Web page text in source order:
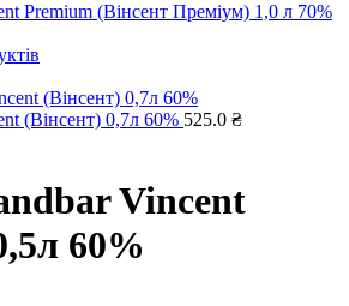
Premium (Вінсент Преміум) 1,0 л 70%
(Вінсент) 0,7л 60% 525.0 ₴
Vincent
60%